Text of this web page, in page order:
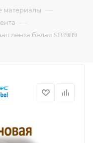
материалы —
—
лента белая SB1989